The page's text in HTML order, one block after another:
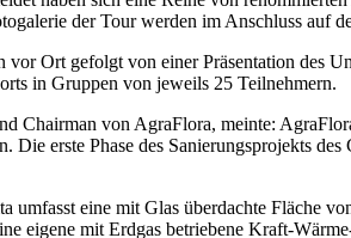
der Tour werden im Anschluss auf
vor Ort gefolgt von einer Präsentation des
in Gruppen von jeweils 25 Teilnehmern.
Chairman von AgraFlora, meinte:
Die erste Phase des Sanierungsprojekts
umfasst eine mit Glas überdachte
eigene mit Erdgas betriebene Kraft-